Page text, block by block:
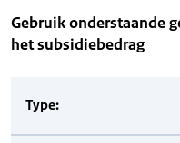
Gebruik onderstaande
het subsidiebedrag
Type: